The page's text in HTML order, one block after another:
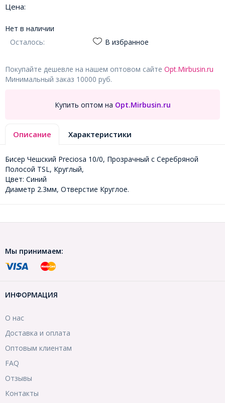
Цена:
Нет в наличии
Осталось:
В избранное
Покупайте дешевле на нашем оптовом сайте Opt.Mirbusin.ru
Минимальный заказ 10000 руб.
Купить оптом на Opt.Mirbusin.ru
Описание Характеристики
Бисер Чешский Preciosa 10/0, Прозрачный с Серебряной
Полосой TSL, Круглый,
Цвет: Синий
Диаметр 2.3мм, Отверстие Круглое.
Мы принимаем:
ИНФОРМАЦИЯ
О нас
Доставка и оплата
Оптовым клиентам
FAQ
Отзывы
Контакты